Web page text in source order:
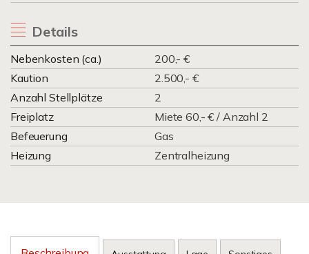
Details
Nebenkosten (ca.)
200,- €
Kaution
2.500,- €
Anzahl Stellplätze
2
Freiplatz
Miete 60,- € / Anzahl 2
Befeuerung
Gas
Heizung
Zentralheizung